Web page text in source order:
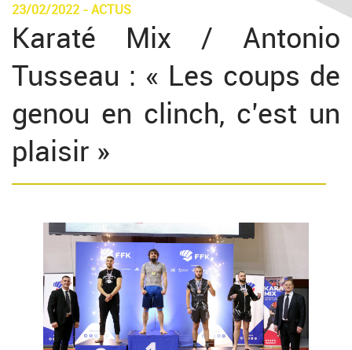
23/02/2022 -ACTUS
Karaté Mix / Antonio
Tusseau : « Les coups de
genou en clinch, c’est un
plaisir »